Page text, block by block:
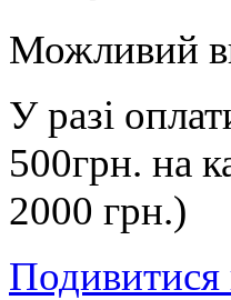
Можливий
У разі
500грн. на
2000 грн.)
Подивитися